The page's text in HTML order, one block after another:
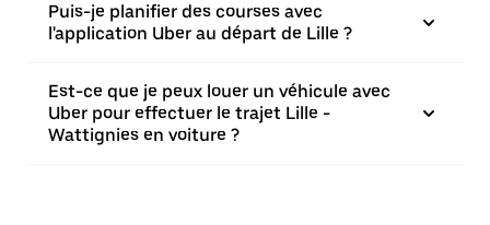
Puis-je planifier des courses avec
l'application Uber au départ de Lille ?
Est-ce que je peux louer un véhicule avec
Uber pour effectuer le trajet Lille -
Wattignies en voiture ?